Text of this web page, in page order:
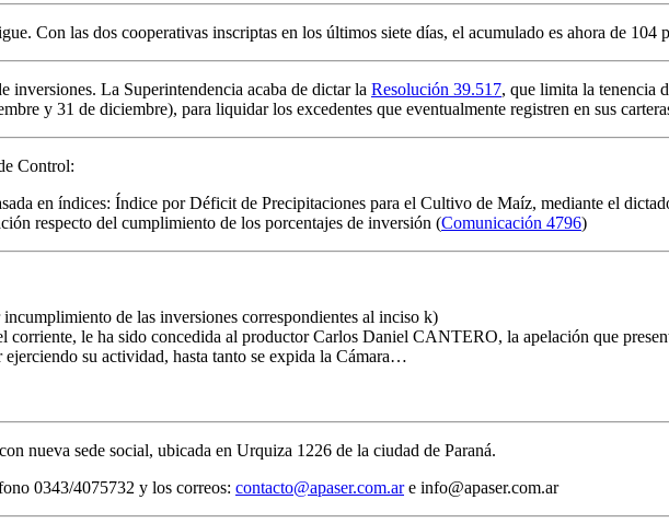
Con las dos cooperativas inscriptas en los últimos siete días, el acumulado es ahora de 104
inversiones. La Superintendencia acaba de dictar la Resolución 39.517, que limita la tenencia
y 31 de diciembre), para liquidar los excedentes que eventualmente registren en sus
Control:
en índices: Índice por Déficit de Precipitaciones para el Cultivo de Maíz, mediante el
respecto del cumplimiento de los porcentajes de inversión (Comunicación 4796)
de las inversiones correspondientes al inciso k)
corriente, le ha sido concedida al productor Carlos Daniel CANTERO, la apelación que
su actividad, hasta tanto se expida la Cámara…
nueva sede social, ubicada en Urquiza 1226 de la ciudad de Paraná.
0343/4075732 y los correos: contacto@apaser.com.are info@apaser.com.ar